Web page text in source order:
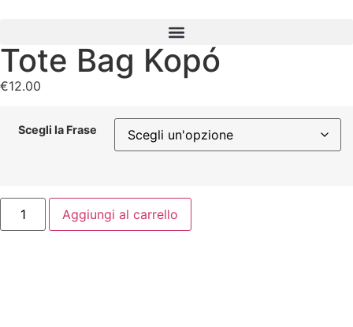
Tote Bag Kopó
€12.00
Scegli la Frase
Aggiungi al carrello